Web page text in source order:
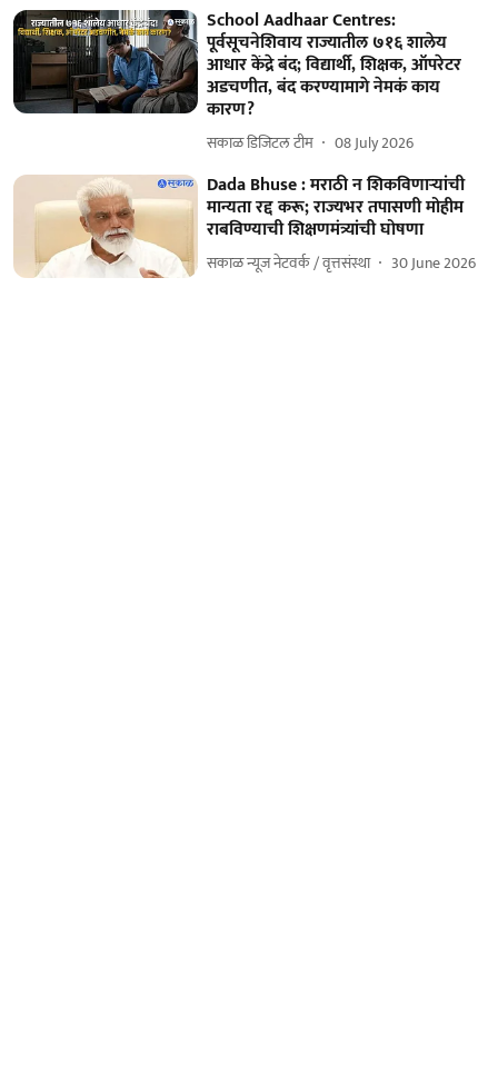
School Aadhaar Centres:
पूर्वसूचनेशिवाय राज्यातील ७१६ शालेय
आधार केंद्रे बंद; विद्यार्थी, शिक्षक, ऑपरेटर
अडचणीत, बंद करण्यामागे नेमकं काय
कारण?
सकाळ डिजिटल टीम 08 July 2026
Dada Bhuse : मराठी न शिकविणाऱ्यांची
मान्यता रद्द करू; राज्यभर तपासणी मोहीम
राबविण्याची शिक्षणमंत्र्यांची घोषणा
सकाळ न्यूज नेटवर्क / वृत्तसंस्था 30 June 2026